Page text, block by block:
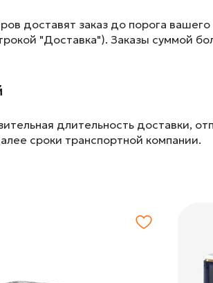
доставят заказ до порога
"Доставка"). Заказы суммой
длительность доставки,
сроки транспортной компании.